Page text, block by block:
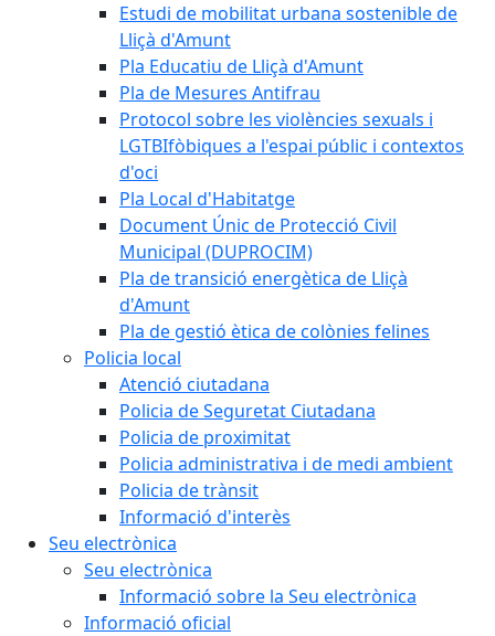
Estudi de mobilitat urbana sostenible de
Lliçà d'Amunt
Pla Educatiu de Lliçà d'Amunt
Pla de Mesures Antifrau
Protocol sobre les violències sexuals i
LGTBIfòbiques a l'espai públic i contextos
d'oci
Pla Local d'Habitatge
Document Únic de Protecció Civil
Municipal (DUPROCIM)
Pla de transició energètica de Lliçà
d'Amunt
Pla de gestió ètica de colònies felines
Policia local
Atenció ciutadana
Policia de Seguretat Ciutadana
Policia de proximitat
Policia administrativa i de medi ambient
Policia de trànsit
Informació d'interès
Seu electrònica
Seu electrònica
Informació sobre la Seu electrònica
Informació oficial